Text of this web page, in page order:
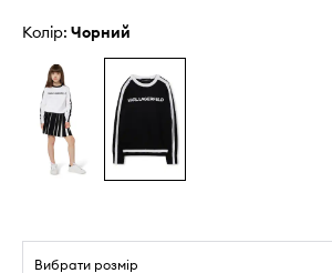
Колір: чорний
Вибрати розмір